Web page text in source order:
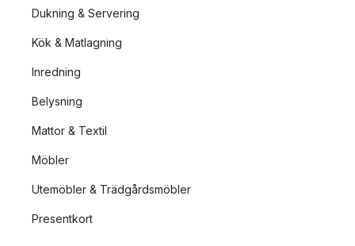
Dukning & Servering
Kök & Matlagning
Inredning
Belysning
Mattor & Textil
Möbler
Utemöbler & Trädgårdsmöbler
Presentkort